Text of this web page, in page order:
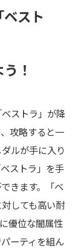
スト
！
ストラ」が降
攻略すると一
ルが手に入り
ストラ」を手
きます。「ベ
しても高い耐
優位な闇属性
ーティを組ん